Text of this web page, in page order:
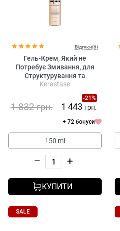
Відгуки(6)
Гель-Крем, Який не
Потребує Змивання, для
Структурування та
Підкреслення Завитків
Кучерявого Волосся
Kerastase Curl Manifesto
Gelee Curl Contour
Kerastase
-21%
1 832грн. 1 443 грн.
+ 72 бонуси
150 ml
– +
КУПИТИ
SALE